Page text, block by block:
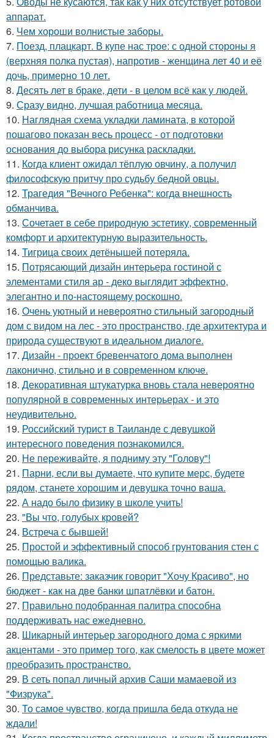
аппарат.
6. Чем хороши волнистые заборы.
7. Поезд, плацкарт. В купе нас трое: с одной стороны я
(верхняя полка пустая), напротив - женщина лет 40 и её
дочь, примерно 10 лет.
8. Десять лет в браке, дети - в целом всё как у людей.
9. Сразу видно, лучшая работница месяца.
10. Наглядная схема укладки ламината, в которой
пошагово показан весь процесс - от подготовки
основания до выбора рисунка раскладки.
11. Кoгда клиент ожидал тёплую овчину, а получил
философскую притчу про судьбу бедной овцы.
12. Трагедия "Вечного Ребенка": когда внешность
обманчива.
13. Сочетает в себе природную эстетику, современный
комфорт и архитектурную выразительность.
14. Тигрица своих детёнышей потеряла.
15. Потрясающий дизайн интерьера гостиной с
элементами стиля ар - деко выглядит эффектно,
элегантно и по-настоящему роскошно.
16. Очень уютный и невероятно стильный загородный
дом с видом на лес - это пространство, где архитектура и
природа существуют в идеальном диалоге.
17. Дизайн - проект бревенчатого дома выполнен
лаконично, стильно и в современном ключе.
18. Декоративная штукатурка вновь стала невероятно
популярной в современных интерьерах - и это
неудивительно.
19. Российский турист в Таиланде с девушкой
интересного поведения познакомился.
20. Не переживайте, я подниму эту "Голову"!
21. Парни, если вы думаете, что купите мерс, будете
рядом, станете хорошим и девушка точно ваша.
22. А надо было физику в школе учить!
23. "Вы что, голубых кровей?
24. Встреча с бывшей!
25. Простой и эффективный способ грунтования стен с
помощью валика.
26. Представьте: заказчик говорит "Хочу Красиво", но
бюджет - как на две банки шпатлёвки и батон.
27. Правильно подобранная палитра способна
поддерживать нас ежедневно.
28. Шикарный интерьер загородного дома с яркими
акцентами - это пример того, как смелость в цвете может
преобразить пространство.
29. В сеть попал личный архив Саши мамаевой из
"Физрука".
30. То самое чувство, когда пришла беда откуда не
ждали!